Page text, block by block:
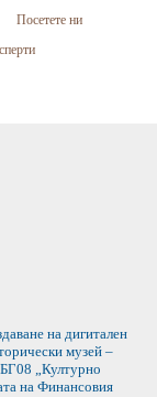
Посетете ни
на дигитален
музей –
„Културно
на Финансовия